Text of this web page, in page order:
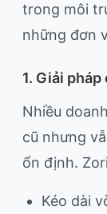
trong môi
những đơn
1. Giải
Nhiều
cũ nhưng
ổn định.
Kéo dài